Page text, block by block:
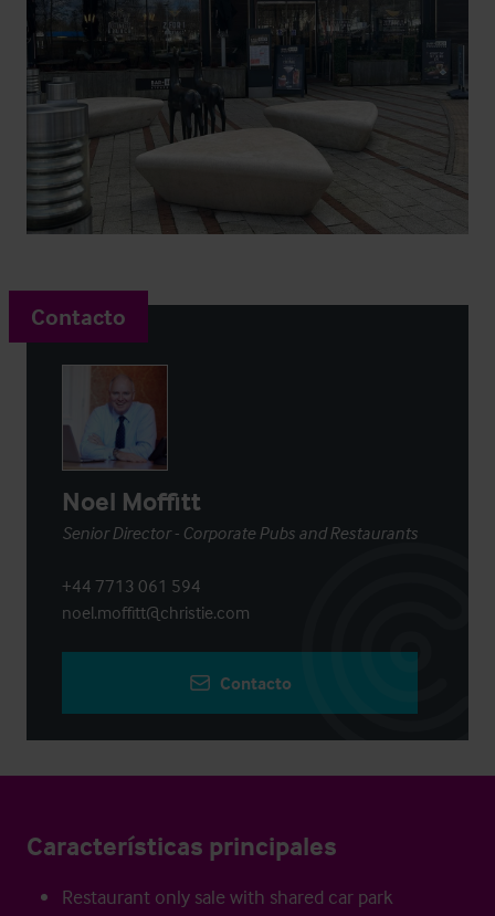
Contacto
Noel Moffitt
Senior Director - Corporate Pubs and Restaurants
+44 7713 061 594
noel.moffitt@christie.com
Contacto
Características principales
Restaurant only sale with shared car park